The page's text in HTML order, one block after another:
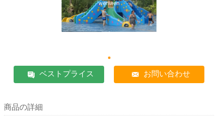
ベストプライス お問い合わせ
商品の詳細